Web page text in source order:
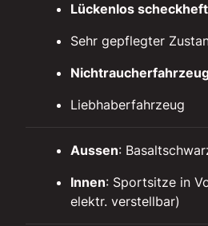
Lückenlos
Sehr gepflegter
Liebhaberfahrzeug
Aussen:
Innen: Sportsitze in
elektr. verstellbar)